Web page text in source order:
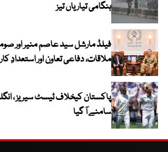
ہنگامی تیاریاں تیز
فیلڈ مارشل سید عاصم منیر اور
ملاقات، دفاعی تعاون اور استعدادِ
سامنے آ گیا